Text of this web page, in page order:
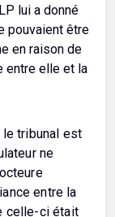
lui a donné
pouvaient être
en raison de
entre elle et la
tribunal est
ne
entre la
celle-ci était